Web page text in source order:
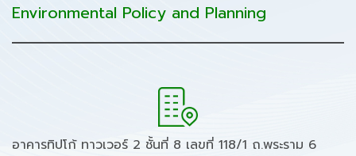
Environmental Policy and Planning
อาคารทิปโก้ ทาวเวอร์ 2 ชั้นที่ 8 เลขที่ 118/1 ถ.พระราม 6